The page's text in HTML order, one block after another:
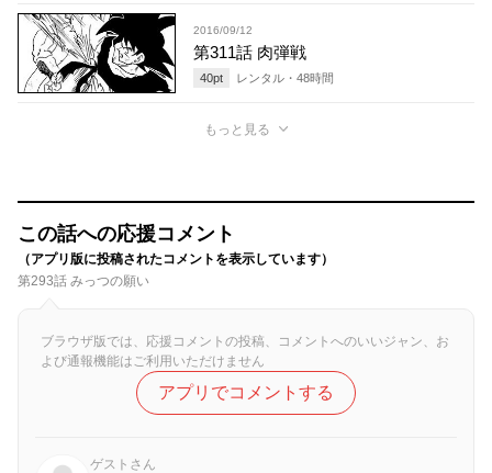
2016/09/12
第311話 肉弾戦
40pt レンタル・ 48時間
もっと見る
この話への応援コメント
（アプリ版に投稿されたコメントを表示しています）
第293話 みっつの願い
ブラウザ版では、応援コメントの投稿、コメントへのいいジャン、お
よび通報機能はご利用いただけません
アプリでコメントする
ゲストさん